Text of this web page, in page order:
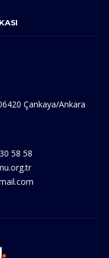
Çankaya/Ankara
58 58